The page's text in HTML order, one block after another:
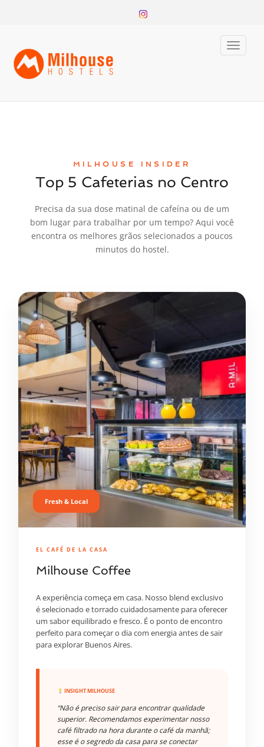
Toggle
MILHOUSE INSIDER
Top 5 Cafeterias no Centro
Precisa da sua dose matinal de cafeína ou de um
bom lugar para trabalhar por um tempo? Aqui você
encontra os melhores grãos selecionados a poucos
minutos do hostel.
Fresh & Local
EL CAFÉ DE LA CASA
Milhouse Coffee
A experiência começa em casa. Nosso blend exclusivo
é selecionado e torrado cuidadosamente para oferecer
um sabor equilibrado e fresco. É o ponto de encontro
perfeito para começar o dia com energia antes de sair
para explorar Buenos Aires.
INSIGHT MILHOUSE
“Não é preciso sair para encontrar qualidade
superior. Recomendamos experimentar nosso
café filtrado na hora durante o café da manhã;
esse é o segredo da casa para se conectar